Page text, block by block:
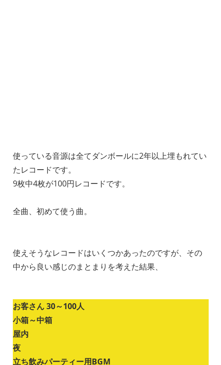
使っている音源は全てダンボールに2年以上埋もれてい
たレコードです。
9枚中4枚が100円レコードです。
全曲、初めて使う曲。
使えそうなレコードはいくつかあったのですが、その
中から良い感じのまとまりを考えた結果、
お客さん 30～100人
小箱～中箱
屋内
夜
立ち飲みパーティー用BGM